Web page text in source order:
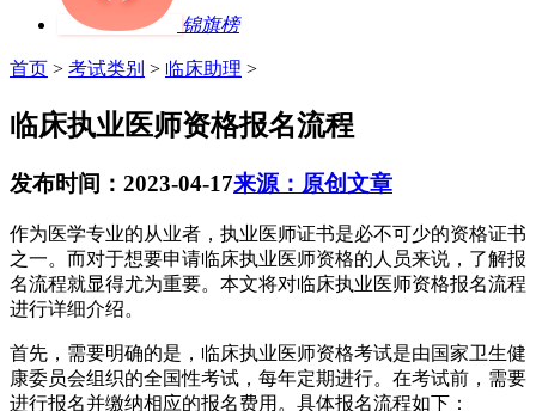
锦旗榜
首页 > 考试类别 > 临床助理 >
临床执业医师资格报名流程
发布时间：2023-04-17来源：原创文章
作为医学专业的从业者，执业医师证书是必不可少的资格证书
之一。而对于想要申请临床执业医师资格的人员来说，了解报
名流程就显得尤为重要。本文将对临床执业医师资格报名流程
进行详细介绍。
首先，需要明确的是，临床执业医师资格考试是由国家卫生健
康委员会组织的全国性考试，每年定期进行。在考试前，需要
进行报名并缴纳相应的报名费用。具体报名流程如下：